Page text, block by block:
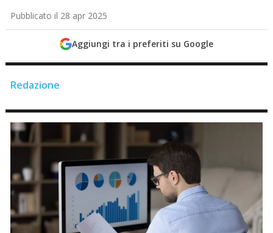
Pubblicato il 28 apr 2025
Aggiungi tra i preferiti su Google
Redazione